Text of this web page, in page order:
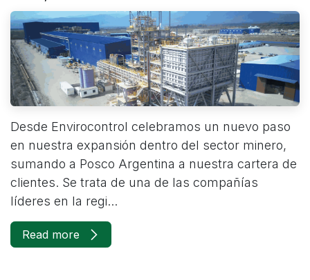
Desde Envirocontrol celebramos un nuevo paso
en nuestra expansión dentro del sector minero,
sumando a Posco Argentina a nuestra cartera de
clientes. Se trata de una de las compañías
líderes en la regi...
Read more